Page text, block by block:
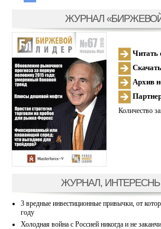
ЖУРНАЛ
Читать
Архив
Количество
ЖУРНАЛ,
3 вредные инвестиционные привычки, от
году
Холодная война с Россией никогда и не